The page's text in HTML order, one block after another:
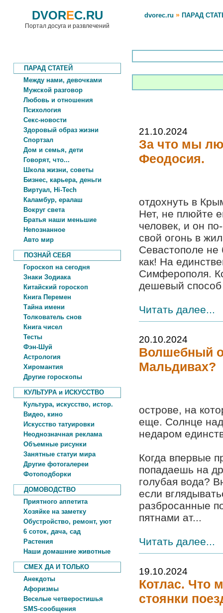
DVOREC.RU
Портал досуга и развлечений
dvorec.ru » ПАРАД
ПАРАД СТАТЕЙ
Между нами, девочками
Мужской разговор
Любовь и отношения
Психология
Секс-новости
Здоровый образ жизни
Спортзал
Дом и семья, дети
Говорят, что...
Школа жизни, советы
Бизнес, карьера, деньги
Виртуал, Hi-Tech
Каламбур, ералаш
Вокруг света
Братья наши меньшие
Непознанное
Авто мир
ПОЗНАЙ СЕБЯ
Гороскоп на сегодня
Знаки Зодиака
Китайский гороскоп
Книга Перемен
Тайна имени
Толкователь снов
Книга чисел
Тесты
Фэн-Шуй
Астрология
Хиромантия
Другие гороскопы
КУЛЬТУРА и ИСКУССТВО
Культура, искусство, истор.
Видео, кино
Искусство татуировки
Неоднозначная реклама
Объемные рисунки
Занятные статуи мира
Другие фотогалереи
Фотоподборки
ДОМОВОДСТВО
Приятного аппетита
Хозяйке на заметку
Обустройство, ремонт, уют
6 соток, дача, сад
Растения
Наши домашние животные
СМЕХ ДА И ТОЛЬКО
Анекдоты
Афоризмы
Веселые четверостишья
SMS-сообщения
21.10.2024
За что мы
Феодосия.
отдохнуть в
Нет, не плюйте
человек, и он
свой огонь в
Севастополе
как! На
Симферополя.
дешевый способ
Читать далее...
20.10.2024
Волшебный
Мальдивах?
острове, на
еще. Солнце над
недаром
Когда впервые
попадаешь на
голубая вода?
если
разбросанные
пятнами ат...
Читать далее...
19.10.2024
Котлас. Что
стоянки